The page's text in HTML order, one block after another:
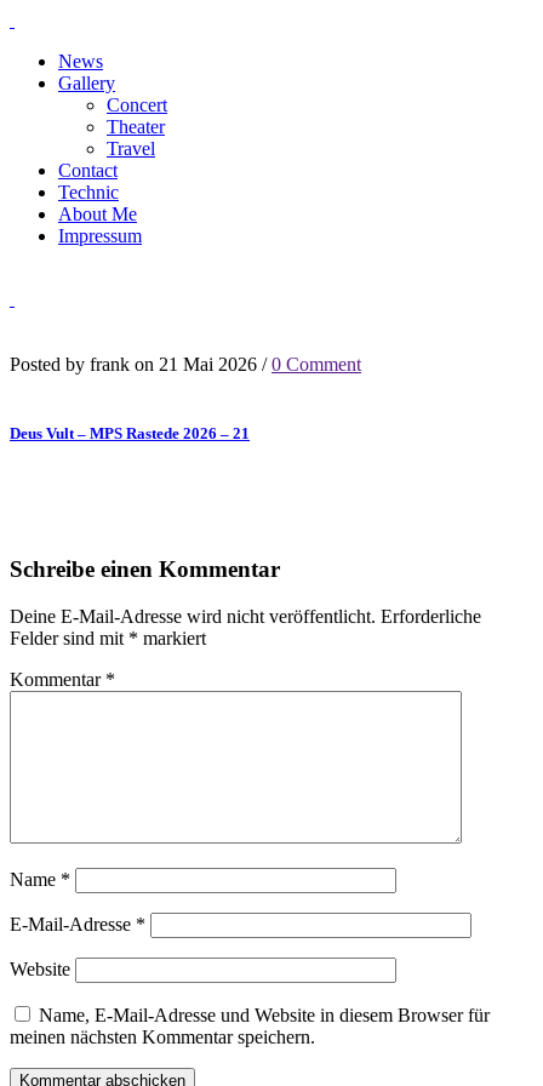
News
Gallery
Concert
Theater
Travel
Contact
Technic
About Me
Impressum
Posted by frank on 21 Mai 2026 /0 Comment
Deus Vult – MPS Rastede 2026 – 21
Schreibe einen Kommentar
Deine E-Mail-Adresse wird nicht veröffentlicht. Erforderliche
Felder sind mit * markiert
Kommentar *
Name *
E-Mail-Adresse *
Website
Name, E-Mail-Adresse und Website in diesem Browser für
meinen nächsten Kommentar speichern.